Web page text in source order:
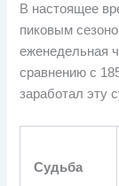
В настоящее
пиковым
еженедельная
сравнению с
заработал эту
Судьба